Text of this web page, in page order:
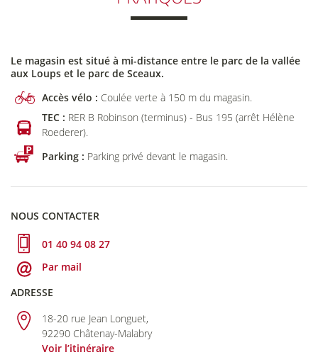
Le magasin est situé à mi-distance entre le parc de la vallée
aux Loups et le parc de Sceaux.
Accès vélo : Coulée verte à 150 m du magasin.
TEC : RER B Robinson (terminus) - Bus 195 (arrêt Hélène
Roederer).
Parking : Parking privé devant le magasin.
NOUS CONTACTER
01 40 94 08 27
Par mail
ADRESSE
18-20 rue Jean Longuet,
92290 Châtenay-Malabry
Voir l’itinéraire